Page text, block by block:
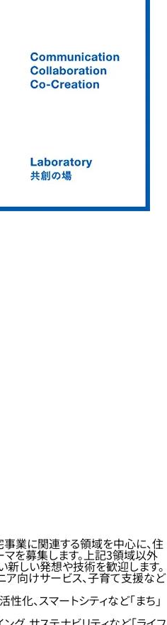
業に関連する領域を中心に、住
マを募集します。上記3領域以外
新しい発想や技術を歓迎します。
ア向けサービス、子育て支援など
化、スマートシティなど「まち」